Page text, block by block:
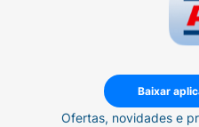
Baixar
Ofertas, novidades e